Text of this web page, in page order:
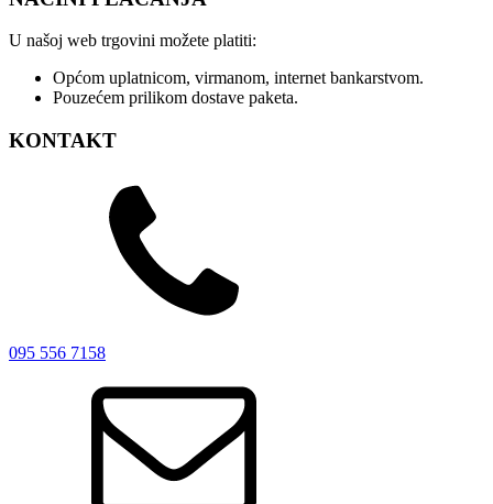
U našoj web trgovini možete platiti:
Općom uplatnicom, virmanom, internet bankarstvom.
Pouzećem prilikom dostave paketa.
KONTAKT
095 556 7158